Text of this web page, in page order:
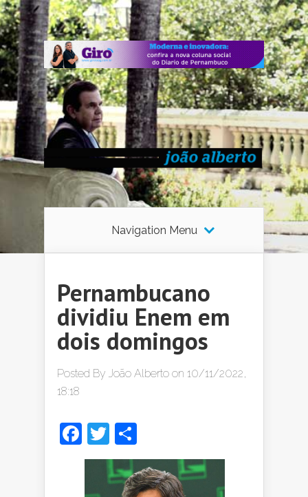
Navigation Menu
Pernambucano
dividiu Enem em
dois domingos
Posted By João Alberto on 10/11/2022,
18:18
Facebook
Twitter